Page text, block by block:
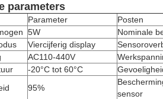
parameters
Parameter Posten
5W Nominale
Viercijferig display
AC110-440V
-20°C tot 60°C
95%
sensor